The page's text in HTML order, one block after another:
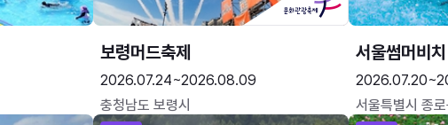
보령머드축제
2026.07.24~2026.08.09
충청남도 보령시
서울썸머비치
서울특별시 종